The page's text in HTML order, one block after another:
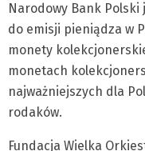
Narodowy Bank
do emisji pieniądza w
monety
monetach
najważniejszych dla
rodaków.
Fundacja Wielka